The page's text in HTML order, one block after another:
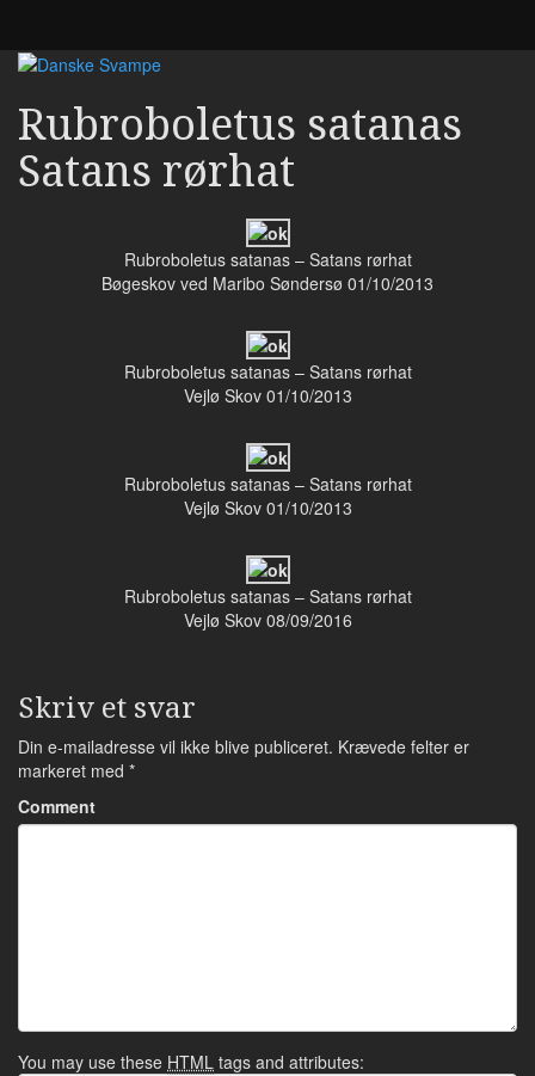
Rubroboletus satanas
Satans rørhat
Rubroboletus satanas – Satans rørhat
Bøgeskov ved Maribo Søndersø 01/10/2013
Rubroboletus satanas – Satans rørhat
Vejlø Skov 01/10/2013
Rubroboletus satanas – Satans rørhat
Vejlø Skov 01/10/2013
Rubroboletus satanas – Satans rørhat
Vejlø Skov 08/09/2016
Skriv et svar
Din e-mailadresse vil ikke blive publiceret. Krævede felter er
markeret med *
Comment
You may use these HTML tags and attributes: